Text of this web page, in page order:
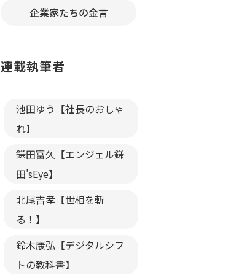
企業家たちの金言
連載執筆者
池田ゆう【社長のおしゃ
れ】
鎌田富久【エンジェル鎌
田’sEye】
北尾吉孝【世相を斬
る！】
鈴木康弘【デジタルシフ
トの教科書】